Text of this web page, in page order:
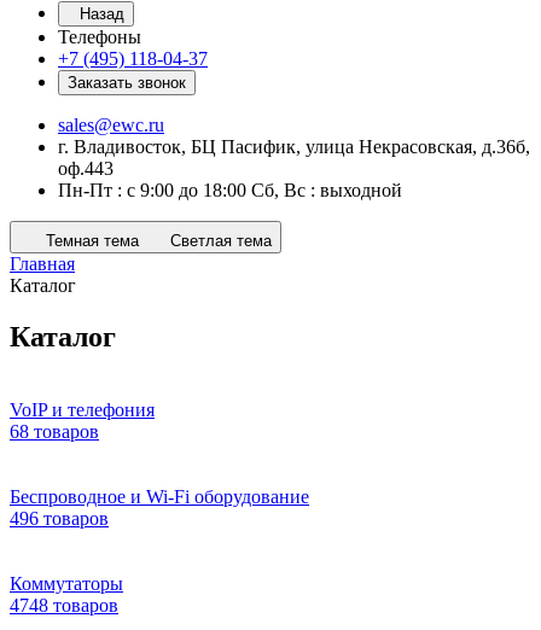
Назад
Телефоны
+7 (495) 118-04-37
Заказать звонок
sales@ewc.ru
г. Владивосток, БЦ Пасифик, улица Некрасовская, д.36б,
оф.443
Пн-Пт : с 9:00 до 18:00 Сб, Вс : выходной
Темная тема Светлая тема
Главная
Каталог
Каталог
VoIP и телефония
68 товаров
Беспроводное и Wi-Fi оборудование
496 товаров
Коммутаторы
4748 товаров